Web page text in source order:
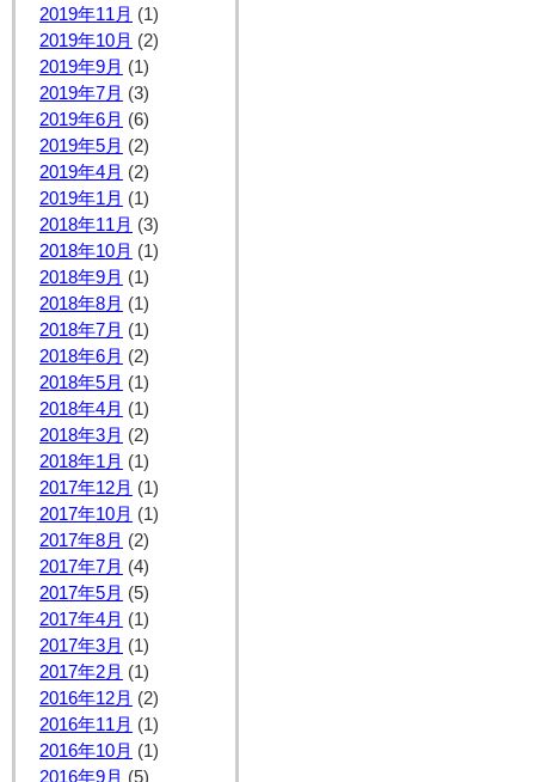
2019年11月 (1)
2019年10月 (2)
2019年9月 (1)
2019年7月 (3)
2019年6月 (6)
2019年5月 (2)
2019年4月 (2)
2019年1月 (1)
2018年11月 (3)
2018年10月 (1)
2018年9月 (1)
2018年8月 (1)
2018年7月 (1)
2018年6月 (2)
2018年5月 (1)
2018年4月 (1)
2018年3月 (2)
2018年1月 (1)
2017年12月 (1)
2017年10月 (1)
2017年8月 (2)
2017年7月 (4)
2017年5月 (5)
2017年4月 (1)
2017年3月 (1)
2017年2月 (1)
2016年12月 (2)
2016年11月 (1)
2016年10月 (1)
2016年9月 (5)